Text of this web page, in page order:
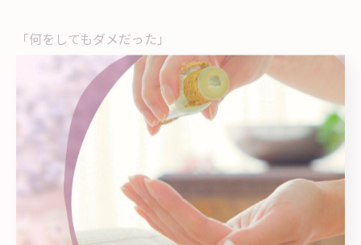
「何をしてもダメだった」
そんなあなたにこそ、
まずはこの「巡る心地よさ」を体感してほしいです🌿
あらゆるダイエットを試し尽くしても痩せなかった
オーナーの私も体脂肪率-10%達成✨
あなたが太ってしまった原因も追求し、
あなたに合った方法で目標までしっかりサポートいたし
ます